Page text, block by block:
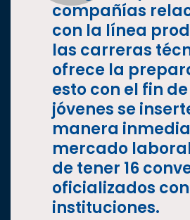
compañías
con la línea
las carreras
ofrece la
esto con el fin
jóvenes se
manera
mercado
de tener 16
oficializados
instituciones.